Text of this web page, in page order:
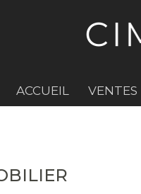
ACCUEIL VENTES